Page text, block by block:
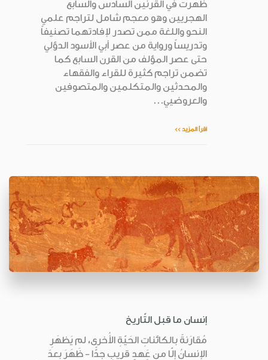
ظهرت في القرنين السادس والسابع
الهجريين وهو معجم شامل لتراجم علمي
النحو واللغة ممن تصدر لإفادتهما تصنيفاً
وتدريساً ورواية من عصر أبي الأسود الدؤلي
حتى عصر المؤلف من القرن السابع كما
تضمن تراجم كثيرة للقراء والفقهاء
والمحدثين والمتكلمين والمتصوفين
والعروضيي...
اقرأ المزيد >>
إنسان ما قبل التّاريخ
مُقارَنةً بالكائناتِ الحَيّةِ الأُخرى، لم يَظهَرِ
الإنسانُ إلّا من عَهدٍ قريبٍ جدًّا - ظَهَرَ بعدَ